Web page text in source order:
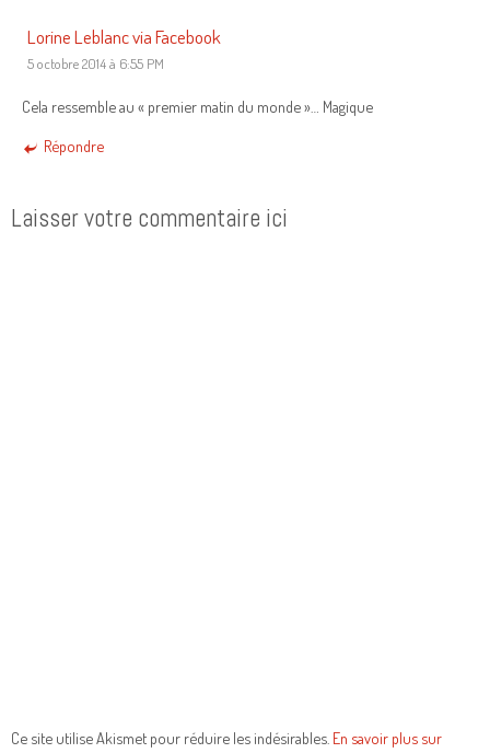
Lorine Leblanc via Facebook
5 octobre 2014 à 6:55 PM
Cela ressemble au « premier matin du monde »… Magique
Répondre
Laisser votre commentaire ici
Ce site utilise Akismet pour réduire les indésirables. En savoir plus sur